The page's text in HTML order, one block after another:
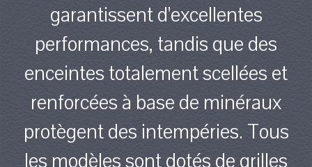
garantissent d'excellentes
performances, tandis que des
enceintes totalement scellées et
renforcées à base de minéraux
protègent des intempéries. Tous
les modèles sont dotés de grilles